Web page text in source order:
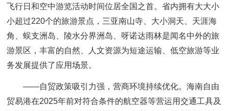
飞行日和空中游览活动时间位居全国之首。省内拥有大大小
小超过220个的旅游景点，三亚南山寺、大小洞天、天涯海
角、蜈支洲岛、陵水分界洲岛、呀诺达雨林是闻名中外的旅
游景区，丰富的自然、人文资源为短途运输、低空旅游等业
务发展提供了应用场景。
——自贸政策吸引力强，营商环境持续优化。海南自由
贸易港在2025年前对符合条件的航空器等营运用交通工具及